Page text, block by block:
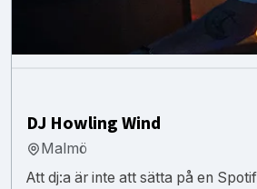
DJ Howling Wind
Malmö
Att dj:a är inte att sätta på en